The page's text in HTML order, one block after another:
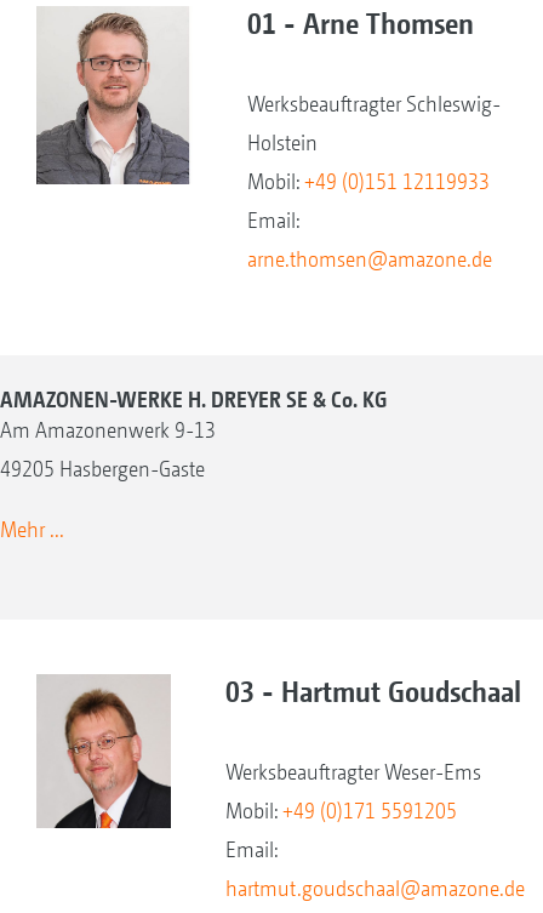
01 - Arne Thomsen
Werksbeauftragter Schleswig-
Holstein
Mobil:+49 (0)151 12119933
Email:
arne.thomsen@amazone.de
AMAZONEN-WERKE H. DREYER SE & Co. KG
Am Amazonenwerk 9-13
49205 Hasbergen-Gaste
Mehr ...
03 - Hartmut Goudschaal
Werksbeauftragter Weser-Ems
Mobil:+49 (0)171 5591205
Email:
hartmut.goudschaal@amazone.de